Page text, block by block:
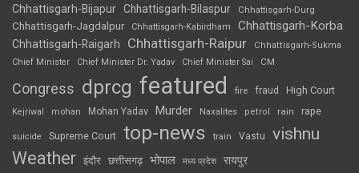
Chhattisgarh-Bijapur Chhattisgarh-Bilaspur Chhattisgarh-Durg
Chhattisgarh-Jagdalpur Chhattisgarh-Kabirdham Chhattisgarh-Korba
Chhattisgarh-Raigarh Chhattisgarh-Raipur
Chhattisgarh-Sukma
Chief Minister
Chief Minister Dr. Yadav Chief Minister Sai CM
Congress dprcg featured fire fraud High Court
Kejriwal mohan Mohan Yadav Murder Naxalites petrol rain rape
suicide Supreme Court top-news train Vastu vishnu
Weather इंदौर छत्तीसगढ़ भोपाल मध्य प्रदेश रायपुर